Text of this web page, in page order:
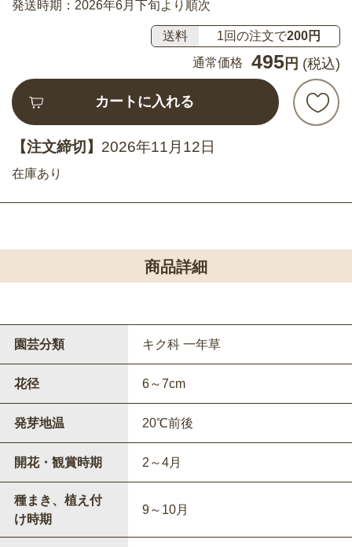
発送時期：2026年6月下旬より順次
送料 1回の注文で200円
通常価格
495 円 (税込)
カートに入れる
【注文締切】 2026年11月12日
在庫あり
商品詳細
園芸分類 キク科 一年草
花径 6～7cm
発芽地温 20℃前後
開花・観賞時期 2～4月
種まき、植え付
け時期
9～10月